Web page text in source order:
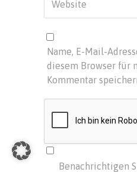
Name, E-Mail-
diesem Browser für
Kommentar
Benachrichtigen